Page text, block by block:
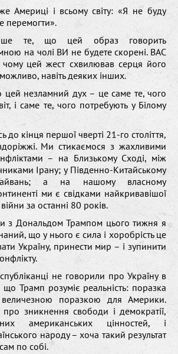
Америці і всьому світу: «Я не буду
перемогти».
те, що цей образ говорить
на чолі ВИ не будете скорені. ВАС
цей жест схвилював серця його
навіть деяких інших.
незламний дух – це саме те, чого
і саме те, чого потребують у Білому
кінця першої чверті 21-го століття,
Ми стикаємося з жахливими
– на Близькому Сході, між
Ірану; у Південно-Китайському
а на нашому власному
ми є свідками найкривавішої
за останні 80 років.
з Дональдом Трампом цього тижня я
що у нього є сила і хоробрість це
Україну, принести мир – і зупинити
не говорили про Україну в
Трамп розуміє реальність: поразка
поразкою для Америки.
зникнення свободи і демократії,
американських цінностей, і
народу – хоча такий результат
по собі.